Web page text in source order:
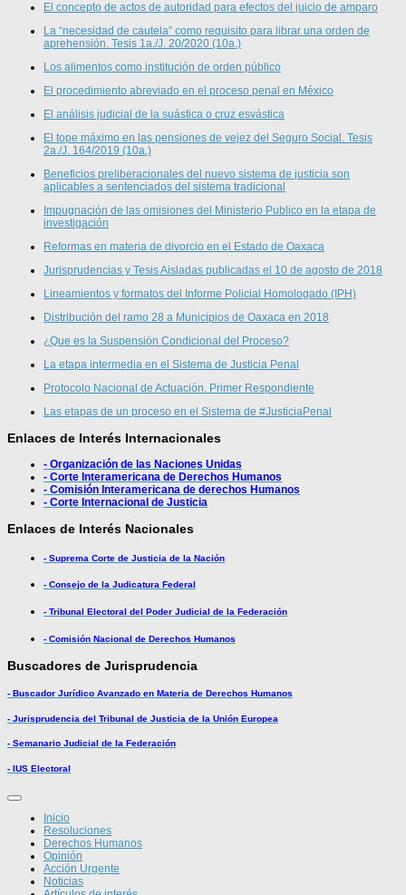
El concepto de actos de autoridad para efectos del juicio de amparo
La “necesidad de cautela” como requisito para librar una orden de
aprehensión. Tesis 1a./J. 20/2020 (10a.)
Los alimentos como institución de orden público
El procedimiento abreviado en el proceso penal en México
El análisis judicial de la suástica o cruz esvástica
El tope máximo en las pensiones de vejez del Seguro Social. Tesis
2a./J. 164/2019 (10a.)
Beneficios preliberacionales del nuevo sistema de justicia son
aplicables a sentenciados del sistema tradicional
Impugnación de las omisiones del Ministerio Publico en la etapa de
investigación
Reformas en materia de divorcio en el Estado de Oaxaca
Jurisprudencias y Tesis Aisladas publicadas el 10 de agosto de 2018
Lineamientos y formatos del Informe Policial Homologado (IPH)
Distribución del ramo 28 a Municipios de Oaxaca en 2018
¿Que es la Suspensión Condicional del Proceso?
La etapa intermedia en el Sistema de Justicia Penal
Protocolo Nacional de Actuación. Primer Respondiente
Las etapas de un proceso en el Sistema de #JusticiaPenal
Enlaces de Interés Internacionales
- Organización de las Naciones Unidas
- Corte Interamericana de Derechos Humanos
- Comisión Interamericana de derechos Humanos
- Corte Internacional de Justicia
Enlaces de Interés Nacionales
- Suprema Corte de Justicia de la Nación
- Consejo de la Judicatura Federal
- Tribunal Electoral del Poder Judicial de la Federación
- Comisión Nacional de Derechos Humanos
Buscadores de Jurisprudencia
- Buscador Jurídico Avanzado en Materia de Derechos Humanos
- Jurisprudencia del Tribunal de Justicia de la Unión Europea
- Semanario Judicial de la Federación
- IUS Electoral
Inicio
Resoluciones
Derechos Humanos
Opinión
Acción Urgente
Noticias